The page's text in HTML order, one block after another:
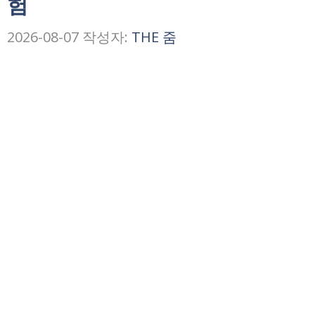
2026-08-07 작성자: THE 줌